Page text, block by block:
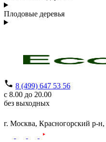
Плодовые деревья
8 (499) 647 53 56
с 8.00 до 20.00
без выходных
г. Москва, Красногорский р-н,